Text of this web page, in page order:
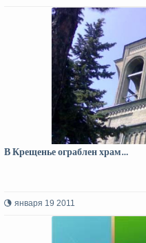
В Крещенье ограблен храм…
января 19 2011